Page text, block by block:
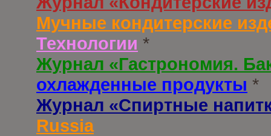
Мучные кондитерские
Технологии *
Журнал «Гастрономия.
охлажденные продукты *
Журнал «Спиртные
Russia